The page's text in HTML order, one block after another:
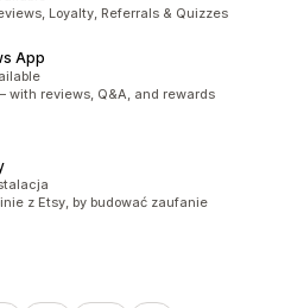
Loyalty, Referrals & Quizzes
App
with reviews, Q&A, and rewards
z Etsy, by budować zaufanie